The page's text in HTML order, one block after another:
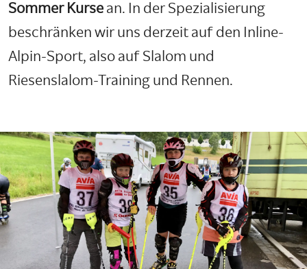
Sommer Kurse an. In der Spezialisierung
beschränken wir uns derzeit auf den Inline-
Alpin-Sport, also auf Slalom und
Riesenslalom-Training und Rennen.